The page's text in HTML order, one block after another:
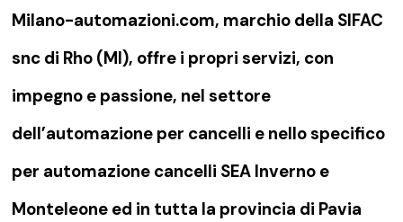
Milano-automazioni.com, marchio della SIFAC
snc di Rho (MI), offre i propri servizi, con
impegno e passione, nel settore
dell’automazione per cancelli e nello specifico
per automazione cancelli SEA Inverno e
Monteleone ed in tutta la provincia di Pavia